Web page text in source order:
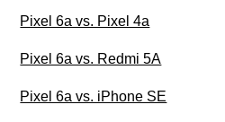
Pixel 6a vs. Pixel 4a
Pixel 6a vs. Redmi 5A
Pixel 6a vs. iPhone SE